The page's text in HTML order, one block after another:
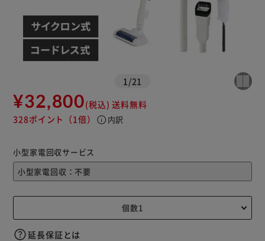
1 /21
¥32,800(税込) 送料無料
328ポイント （1倍） info 内訳
小型家電回収サービス
延長保証とは
※ご確認ください